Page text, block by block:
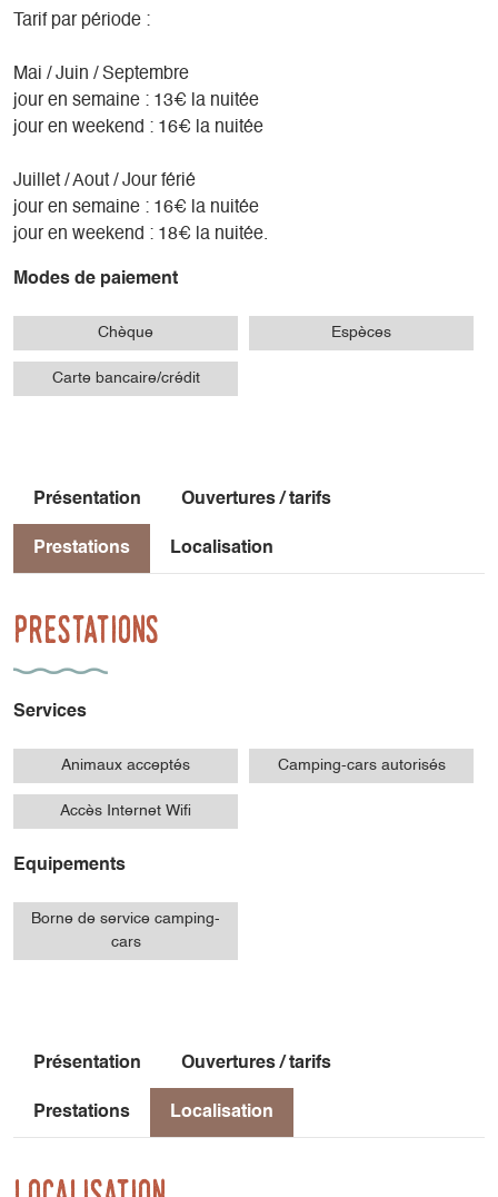
Tarif par période :
Mai / Juin / Septembre
jour en semaine : 13€ la nuitée
jour en weekend : 16€ la nuitée
Juillet / Aout / Jour férié
jour en semaine : 16€ la nuitée
jour en weekend : 18€ la nuitée.
Modes de paiement
Chèque Espèces
Carte bancaire/crédit
Présentation Ouvertures / tarifs
Prestations Localisation
Prestations
Services
Animaux acceptés Camping-cars autorisés
Accès Internet Wifi
Equipements
Borne de service camping-
cars
Présentation Ouvertures / tarifs
Prestations Localisation